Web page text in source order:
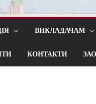
ВИКЛАДАЧАМ
КОНТАКТИ